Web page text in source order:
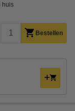
huis
Bestellen